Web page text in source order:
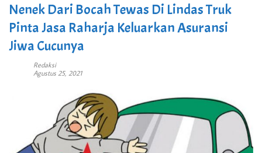
Nenek Dari Bocah Tewas Di Lindas Truk
Pinta Jasa Raharja Keluarkan Asuransi
Jiwa Cucunya
Redaksi
Agustus 25, 2021